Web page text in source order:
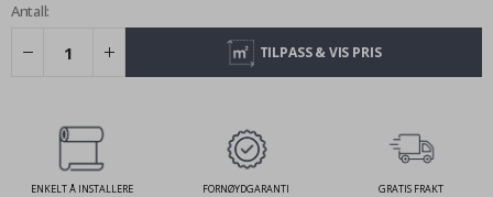
Antall:
TILPASS & VIS PRIS
ENKELT Å INSTALLERE FORNØYDGARANTI GRATIS FRAKT